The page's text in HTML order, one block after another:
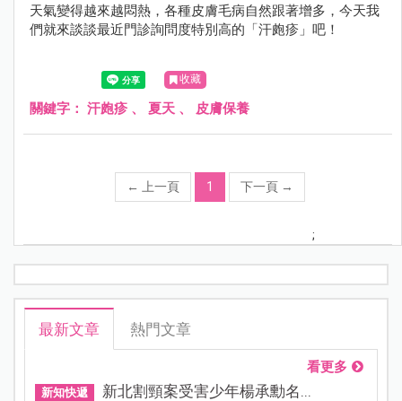
天氣變得越來越悶熱，各種皮膚毛病自然跟著增多，今天我
們就來談談最近門診詢問度特別高的「汗皰疹」吧！
收藏
關鍵字： 汗皰疹 、 夏天 、 皮膚保養
← 上一頁 1 下一頁 →
;
最新文章 熱門文章
看更多
新知快遞 新北割頸案受害少年楊承勳名...